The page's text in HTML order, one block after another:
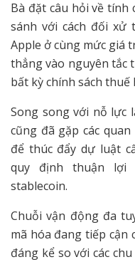
Bà đặt câu hỏi về tính
sánh với cách đối xử
Apple ở cùng mức giá
thẳng vào nguyên tắc
bất kỳ chính sách
Song song với nỗ lực
cũng đã gặp các
để thúc đẩy dự luật
quy định thuận lợi
stablecoin.
Chuỗi vận động đa
mã hóa đang tiếp cận
đáng kể so với các